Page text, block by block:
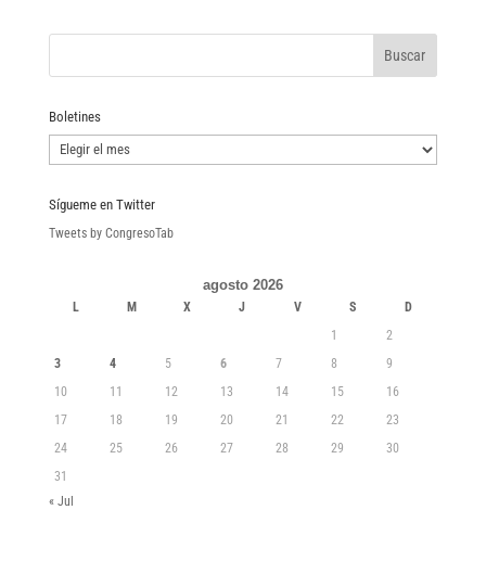
Boletines
Boletines
Sígueme en Twitter
Tweets by CongresoTab
agosto 2026
L M X J V S
D
1
2
3
4 5 6 7 8
9
10
11 12 13 14 15
16
17
18 19 20 21 22
23
24
25 26 27 28 29
30
31
« Jul